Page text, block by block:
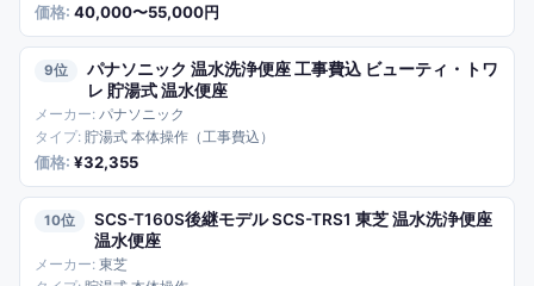
40,000〜55,000円
9
パナソニック 温水洗浄便座 工事費込 ビューティ・トワ
レ 貯湯式 温水便座
パナソニック
貯湯式 本体操作（工事費込）
¥32,355
10
SCS-T160S後継モデル SCS-TRS1 東芝 温水洗浄便座
温水便座
東芝